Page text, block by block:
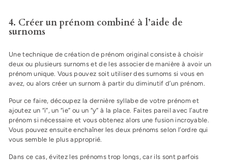
4. Créer un prénom combiné à l’aide de
surnoms
Une technique de création de prénom original consiste à choisir
deux ou plusieurs surnoms et de les associer de manière à avoir un
prénom unique. Vous pouvez soit utiliser des surnoms si vous en
avez, ou alors créer un surnom à partir du diminutif d’un prénom.
Pour ce faire, découpez la dernière syllabe de votre prénom et
ajoutez un “i”, un “ie” ou un “y” à la place. Faites pareil avec l’autre
prénom si nécessaire et vous obtenez alors une fusion incroyable.
Vous pouvez ensuite enchaîner les deux prénoms selon l’ordre qui
vous semble le plus approprié.
Dans ce cas, évitez les prénoms trop longs, car ils sont parfois